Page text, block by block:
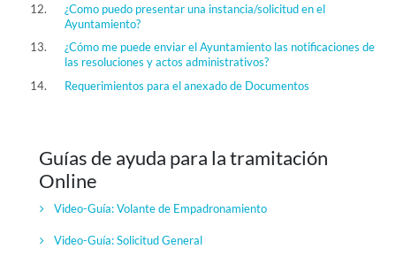
¿Como puedo presentar una instancia/solicitud en el
Ayuntamiento?
¿Cómo me puede enviar el Ayuntamiento las notificaciones de
las resoluciones y actos administrativos?
Requerimientos para el anexado de Documentos
Guías de ayuda para la tramitación
Online
Video-Guía:Volante de Empadronamiento
Video-Guía:Solicitud General